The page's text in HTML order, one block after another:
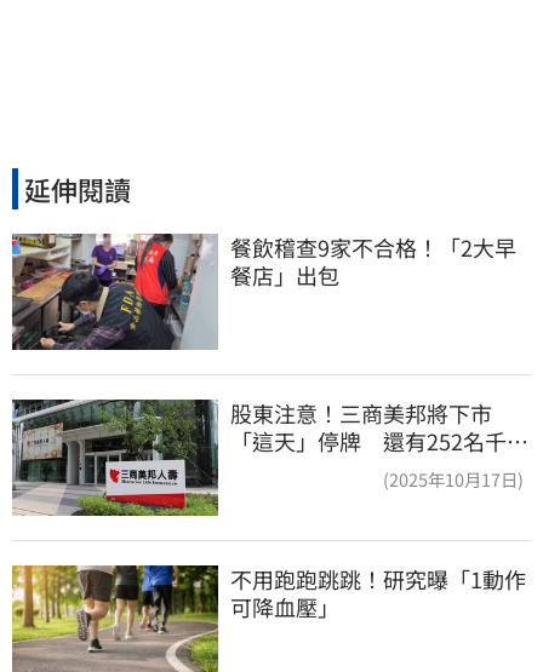
延伸閱讀
餐飲稽查9家不合格！「2大早
餐店」出包
股東注意！三商美邦將下市
「這天」停牌 還有252名千張
(2025年10月17日)
不用跑跑跳跳！研究曝「1動作
可降血壓」